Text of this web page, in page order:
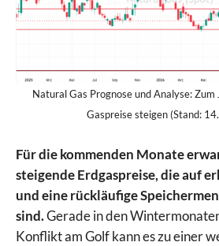
Natural Gas Prognose und Analyse:
Gaspreise steigen (Stand:
Für die kommenden Monate
steigende Erdgaspreise, die auf
und eine rückläufige
sind.Gerade in den
Konflikt am Golf kann es zu einer